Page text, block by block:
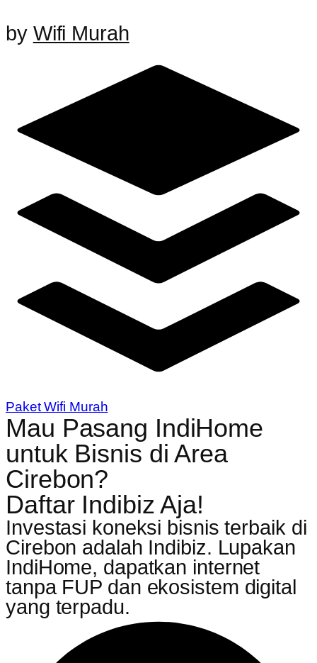
by Wifi Murah
Paket Wifi Murah
Mau Pasang IndiHome
untuk Bisnis di Area
Cirebon?
Daftar Indibiz Aja!
Investasi koneksi bisnis terbaik di
Cirebon adalah Indibiz. Lupakan
IndiHome, dapatkan internet
tanpa FUP dan ekosistem digital
yang terpadu.